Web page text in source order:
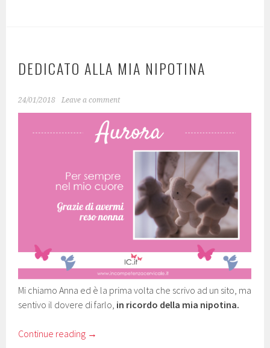
DEDICATO ALLA MIA NIPOTINA
24/01/2018 Leave a comment
Mi chiamo Anna ed è la prima volta che scrivo ad un sito, ma
sentivo il dovere di farlo, in ricordo della mia nipotina.
Continue reading →